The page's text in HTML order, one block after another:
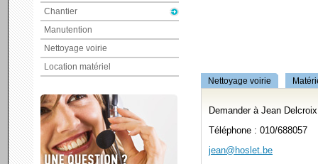
Chantier
Manutention
Nettoyage voirie
Location matériel
Nettoyage voirie
Demander à Jean
Téléphone : 010/688057
jean@hoslet.be